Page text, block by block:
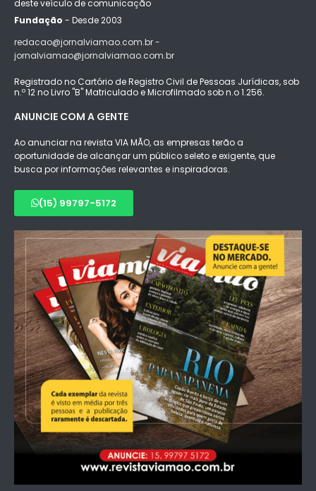
deste veículo de comunicação
Fundação - Desde 2003
redacao@jornalviamao.com.br -
jornalviamao@jornalviamao.com.br
Registrado no Cartório de Registro Civil de Pessoas Jurídicas, sob
n.º 12 no Livro "B" Matriculado e Microfilmado sob n.o 1.256.
ANUNCIE COM A GENTE
Ao anunciar na revista VIA MÃO, as empresas terão a
oportunidade de alcançar um público seleto e exigente, que
busca por informações relevantes e inspiradoras.
(15) 99797-5172